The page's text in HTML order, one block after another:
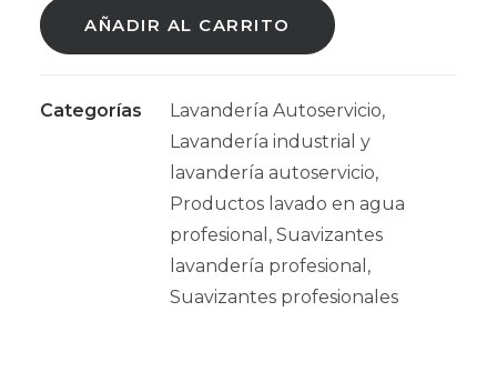
Supertintorero
20L
AÑADIR AL CARRITO
Categorías Lavandería Autoservicio,
Lavandería industrial y
lavandería autoservicio,
Productos lavado en agua
profesional , Suavizantes
lavandería profesional ,
Suavizantes profesionales